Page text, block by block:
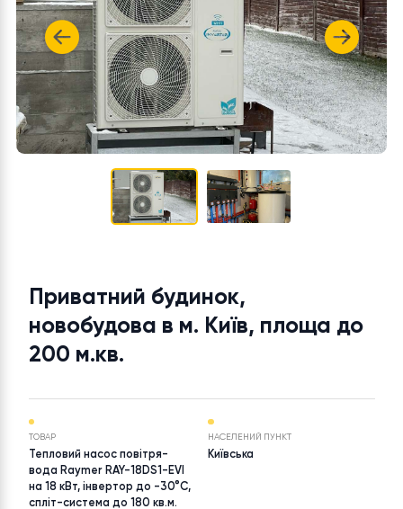
Приватний будинок,
новобудова в м. Київ, площа до
200 м.кв.